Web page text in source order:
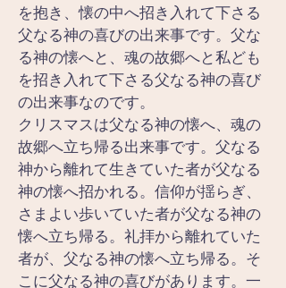
を抱き、懐の中へ招き入れて下さる
父なる神の喜びの出来事です。父な
る神の懐へと、魂の故郷へと私ども
を招き入れて下さる父なる神の喜び
の出来事なのです。
クリスマスは父なる神の懐へ、魂の
故郷へ立ち帰る出来事です。父なる
神から離れて生きていた者が父なる
神の懐へ招かれる。信仰が揺らぎ、
さまよい歩いていた者が父なる神の
懐へ立ち帰る。礼拝から離れていた
者が、父なる神の懐へ立ち帰る。そ
こに父なる神の喜びがあります。一